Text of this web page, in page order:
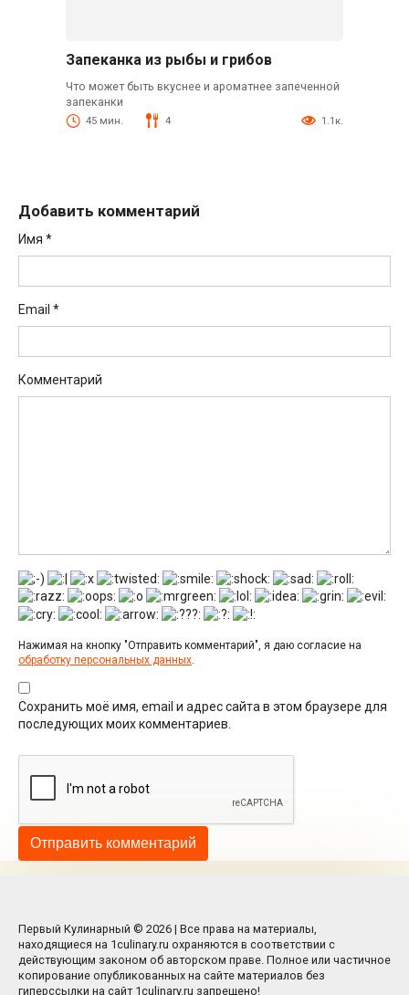
Запеканка из рыбы и грибов
Что может быть вкуснее и ароматнее запеченной
запеканки
45 мин. 4 1.1к.
Добавить комментарий
Имя *
Email *
Комментарий
Нажимая на кнопку "Отправить комментарий", я даю согласие на
обработку персональных данных.
Сохранить моё имя, email и адрес сайта в этом браузере для
последующих моих комментариев.
Первый Кулинарный © 2026 | Все права на материалы,
находящиеся на 1culinary.ru охраняются в соответствии с
действующим законом об авторском праве. Полное или частичное
копирование опубликованных на сайте материалов без
гиперссылки на сайт 1culinary.ru запрещено!